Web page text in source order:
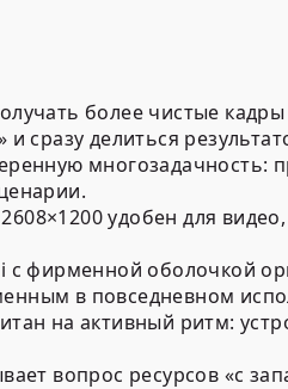
более чистые
сразу делиться
удобен для
фирменной оболочкой
в повседневном
на активный ритм:
вопрос ресурсов «с